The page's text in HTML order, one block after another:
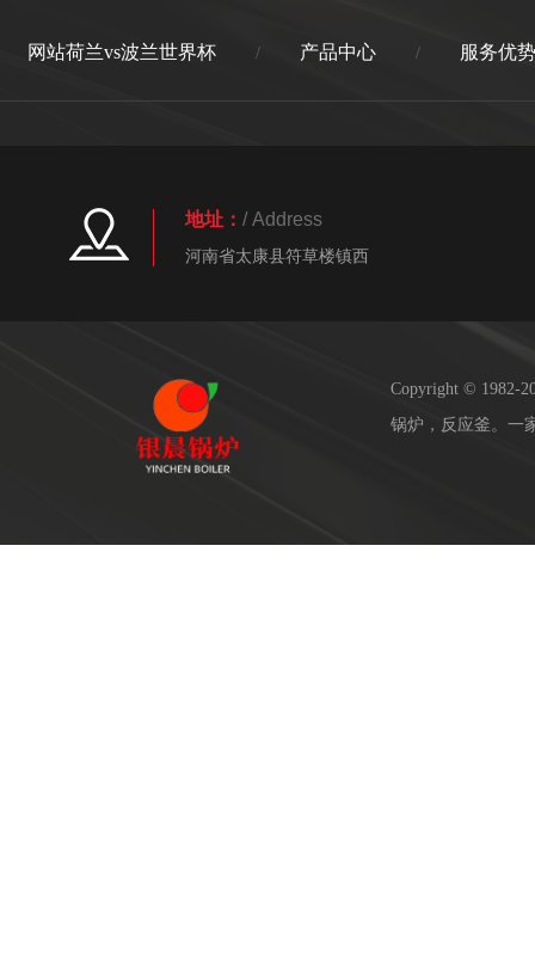
网站荷兰vs波兰世界杯 / 产品中心 / 服务优势
地址： / Address
河南省太康县符草楼镇西
Copyright © 1982-
锅炉，反应釜。一